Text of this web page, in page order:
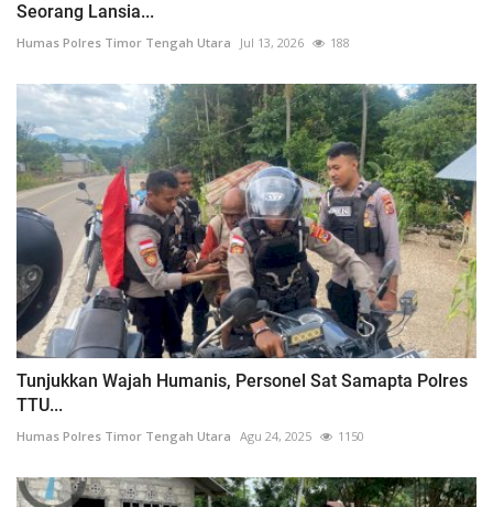
Seorang Lansia...
Humas Polres Timor Tengah Utara Jul 13, 2026 188
Tunjukkan Wajah Humanis, Personel Sat Samapta Polres
TTU...
Humas Polres Timor Tengah Utara Agu 24, 2025 1150